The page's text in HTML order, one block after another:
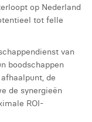
op Nederland
tot felle
van
boodschappen
de
de synergieën
ROI-